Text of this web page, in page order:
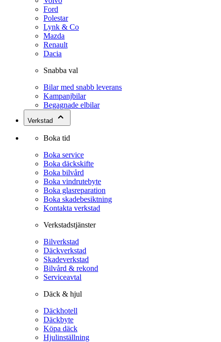
Ford
Polestar
Lynk & Co
Mazda
Renault
Dacia
Snabba val
Bilar med snabb leverans
Kampanjbilar
Begagnade elbilar
Verkstad
Boka tid
Boka service
Boka däckskifte
Boka bilvård
Boka vindrutebyte
Boka glasreparation
Boka skadebesiktning
Kontakta verkstad
Verkstadstjänster
Bilverkstad
Däckverkstad
Skadeverkstad
Bilvård & rekond
Serviceavtal
Däck & hjul
Däckhotell
Däckbyte
Köpa däck
Hjulinställning